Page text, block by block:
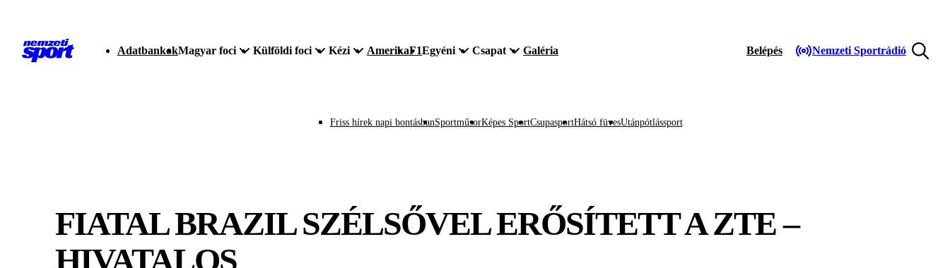
AdatbankokMagyar foci Külföldi foci Kézi AmerikaF1Egyéni Csapat Galéria Belépés Nemzeti Sportrádió
Friss hírek napi bontásbanSportműsorKépes SportCsupasportHátsó füvesUtánpótlássport
FIATAL BRAZIL SZÉLSŐVEL ERŐSÍTETT A ZTE –
HIVATALOS